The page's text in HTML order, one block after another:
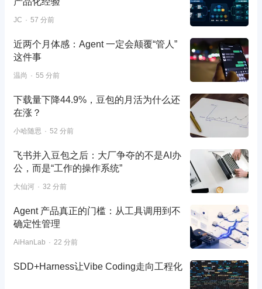
JC 57 分前
近两个月体感：Agent 一定会颠覆“管人”
这件事
温尚 55 分前
下载量下降44.9%，豆包的月活为什么还
在涨？
小哈随思 52 分前
飞书并入豆包之后：大厂争夺的不是AI办
公，而是“工作的操作系统”
大仙河 32 分前
Agent 产品真正的门槛：从工具调用到不
确定性管理
AiHanLab 22 分前
SDD+Harness让Vibe Coding走向工程化